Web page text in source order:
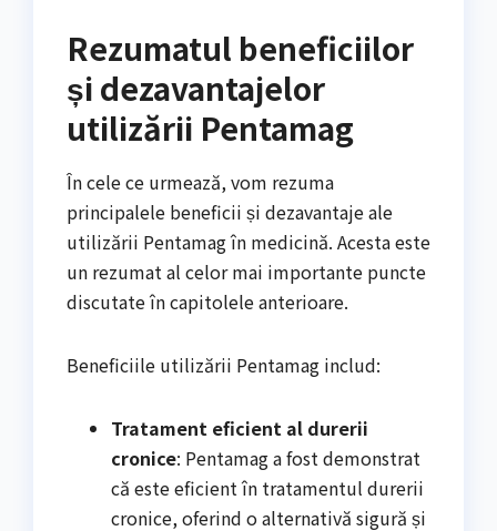
Rezumatul beneficiilor
și dezavantajelor
utilizării Pentamag
În cele ce urmează, vom rezuma
principalele beneficii și dezavantaje ale
utilizării Pentamag în medicină. Acesta este
un rezumat al celor mai importante puncte
discutate în capitolele anterioare.
Beneficiile utilizării Pentamag includ:
Tratament eficient al durerii
cronice: Pentamag a fost demonstrat
că este eficient în tratamentul durerii
cronice, oferind o alternativă sigură și